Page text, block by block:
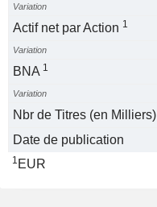
Variation
Actif net par Action 1
Variation
BNA 1
Variation
Nbr de Titres (en Milliers)
Date de publication
1 EUR